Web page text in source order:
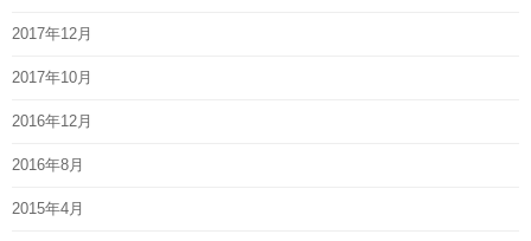
2017年12月
2017年10月
2016年12月
2016年8月
2015年4月